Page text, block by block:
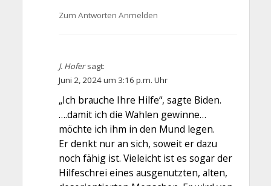
Zum Antworten Anmelden
J. Hofer sagt:
Juni 2, 2024 um 3:16 p.m. Uhr
„Ich brauche Ihre Hilfe“, sagte Biden.
….damit ich die Wahlen gewinne…
möchte ich ihm in den Mund legen.
Er denkt nur an sich, soweit er dazu
noch fähig ist. Vieleicht ist es sogar der
Hilfeschrei eines ausgenutzten, alten,